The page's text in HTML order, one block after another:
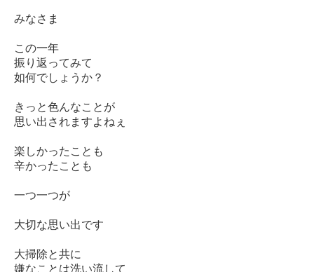
みなさま
この一年
振り返ってみて
如何でしょうか？
きっと色んなことが
思い出されますよねぇ
楽しかったことも
辛かったことも
一つ一つが
大切な思い出です
大掃除と共に
嫌なことは洗い流して